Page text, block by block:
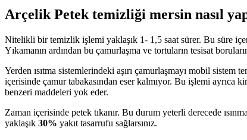
Arçelik Petek temizliği mersin nasıl
Nitelikli bir temizlik işlemi yaklaşık 1- 1,5 saat sürer. Bu süre
Yıkamanın ardından bu çamurlaşma ve tortuların tesisat
Yerden ısıtma sistemlerindeki aşırı çamurlaşmayı mobil
içerisinde çamur tabakasından eser kalmıyor. Bu işlemi
benzeri maddeleri yok eder.
Zaman içerisinde petek tıkanır. Bu durum yeterli derecede
yaklaşık 30% yakıt tasarrufu sağlarsınız.